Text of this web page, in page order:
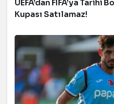
UEFA’dan FIFA’ya Tarihi
Kupası Satılamaz!